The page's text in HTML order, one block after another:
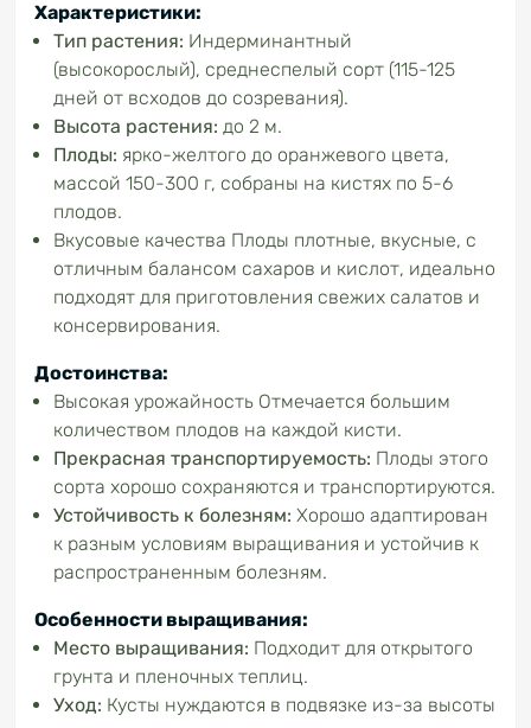
Характеристики:
Тип растения: Индерминантный
(высокорослый), среднеспелый сорт (115-125
дней от всходов до созревания).
Высота растения: до 2 м.
Плоды: ярко-желтого до оранжевого цвета,
массой 150-300 г, собраны на кистях по 5-6
плодов.
Вкусовые качества Плоды плотные, вкусные, с
отличным балансом сахаров и кислот, идеально
подходят для приготовления свежих салатов и
консервирования.
Достоинства:
Высокая урожайность Отмечается большим
количеством плодов на каждой кисти.
Прекрасная транспортируемость: Плоды этого
сорта хорошо сохраняются и транспортируются.
Устойчивость к болезням: Хорошо адаптирован
к разным условиям выращивания и устойчив к
распространенным болезням.
Особенности выращивания:
Место выращивания: Подходит для открытого
грунта и пленочных теплиц.
Уход: Кусты нуждаются в подвязке из-за высоты